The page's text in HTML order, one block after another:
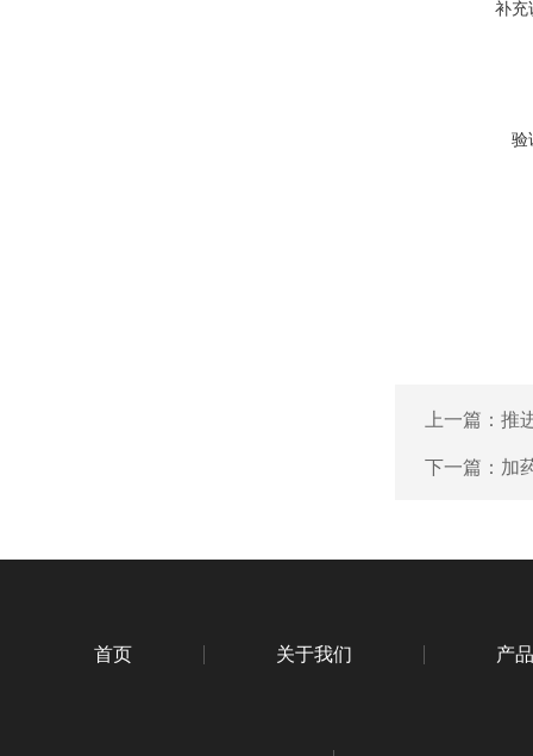
补充
验
上一篇： 推
下一篇： 加
首页 关于我们 产